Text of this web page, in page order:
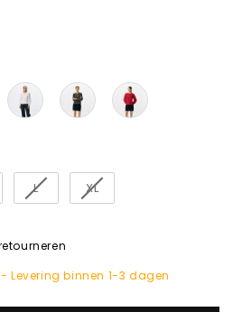
L XL
- Levering binnen 1-3 dagen